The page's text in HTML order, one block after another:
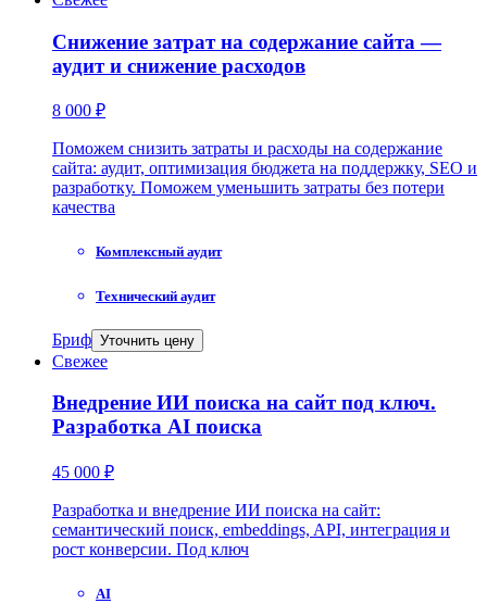
Снижение затрат на содержание сайта —
аудит и снижение расходов
8 000 ₽
Поможем снизить затраты и расходы на содержание
сайта: аудит, оптимизация бюджета на поддержку, SEO и
разработку. Поможем уменьшить затраты без потери
качества
Комплексный аудит
Технический аудит
Бриф Уточнить цену
Свежее
Внедрение ИИ поиска на сайт под ключ.
Разработка AI поиска
45 000 ₽
Разработка и внедрение ИИ поиска на сайт:
семантический поиск, embeddings, API, интеграция и
рост конверсии. Под ключ
AI